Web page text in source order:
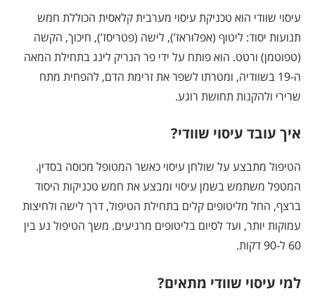
עיסוי שוודי הוא טכניקת עיסוי מערבית קלאסית הכוללת חמש
תנועות יסוד: ליטוף (אפלוראז’), לישה (פטריסז’), חיכוך, הקשה
(טפוטמן) ורטט. הוא פותח על ידי פר הנריק לינג בתחילת המאה
ה-19 בשוודיה, ומטרתו לשפר את זרימת הדם, להפחית מתח
שרירי ולהקנות תחושת רוגע.
איך עובד עיסוי שוודי?
הטיפול מתבצע על שולחן עיסוי כאשר המטופל מכוסה בסדין.
המטפל משתמש בשמן עיסוי ומבצע את חמש טכניקות היסוד
ברצף, החל מליטופים קלים בתחילת הטיפול, דרך לישה ולחיצות
עמוקות יותר, ועד לסיום בליטופים מרגיעים. משך הטיפול נע בין
60 ל-90 דקות.
למי עיסוי שוודי מתאים?